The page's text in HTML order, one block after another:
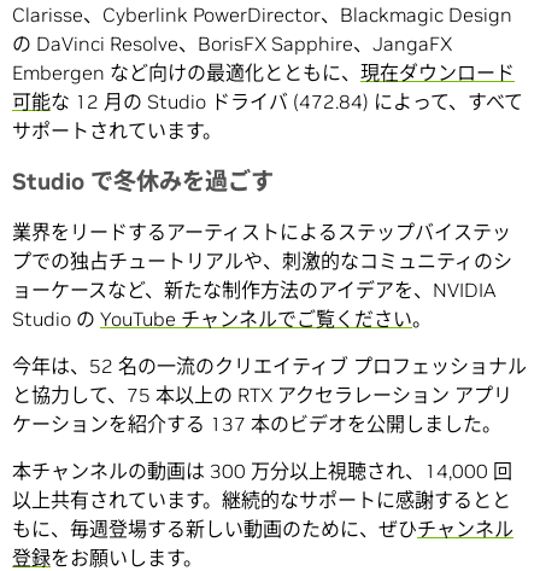
Clarisse、Cyberlink PowerDirector、Blackmagic Design
の DaVinci Resolve、BorisFX Sapphire、JangaFX
Embergen など向けの最適化とともに、 現在ダウンロード
可能な 12 月の Studio ドライバ (472.84) によって、すべて
サポートされています。
Studio で冬休みを過ごす
業界をリードするアーティストによるステップバイステッ
プでの独占チュートリアルや、刺激的なコミュニティのシ
ョーケースなど、新たな制作方法のアイデアを、NVIDIA
Studio の YouTube チャンネルでご覧ください。
今年は、52 名の一流のクリエイティブ プロフェッショナル
と協力して、75 本以上の RTX アクセラレーション アプリ
ケーションを紹介する 137 本のビデオを公開しました。
本チャンネルの動画は 300 万分以上視聴され、14,000 回
以上共有されています。継続的なサポートに感謝するとと
もに、毎週登場する新しい動画のために、ぜひチャンネル
登録をお願いします。